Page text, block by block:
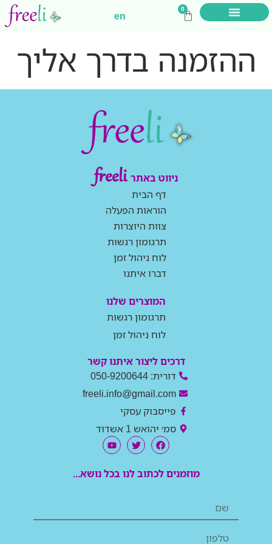
0
en
ההזמנה בדרך אליך
ניווט באתרfreeli
דף הבית
הוראות הפעלה
צוות היוצרות
תרגומון רגשות
לוח ניהול זמן
דברו איתנו
המוצרים שלנו
תרגומון רגשות
לוח ניהול זמן
דרכים ליצור איתנו קשר
דורית: 050-9200644
freeli.info@gmail.com
פייסבוק עסקי
סמ׳ יהואש 1 אשדוד
מוזמנים לכתוב לנו בכל נושא...